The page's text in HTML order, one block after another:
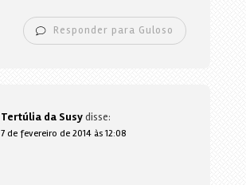
Responder para Guloso
Tertúlia da Susydisse:
7 de fevereiro de 2014 às 12:08